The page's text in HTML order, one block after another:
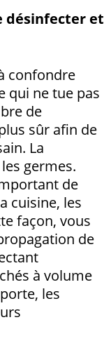
désinfecter et
confondre
qui ne tue pas
de
sûr afin de
La
germes.
de
cuisine, les
façon, vous
de
à volume
les